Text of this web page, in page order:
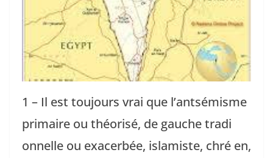
1 – Il est toujours vrai que l’antsémisme
primaire ou théorisé, de gauche tradi
onnelle ou exacerbée, islamiste, chré en,